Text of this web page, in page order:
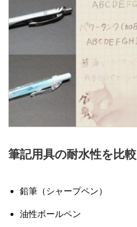
筆記用具の耐水性を比較
鉛筆（シャープペン）
油性ボールペン